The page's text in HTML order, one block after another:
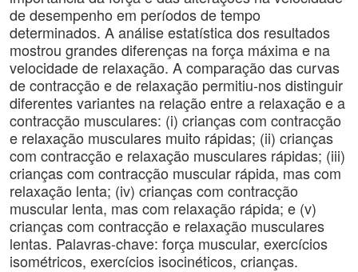
de desempenho em períodos de tempo
determinados. A análise estatística dos resultados
mostrou grandes diferenças na força máxima e na
velocidade de relaxação. A comparação das curvas
de contracção e de relaxação permitiu-nos distinguir
diferentes variantes na relação entre a relaxação e a
contracção musculares: (i) crianças com contracção
e relaxação musculares muito rápidas; (ii) crianças
com contracção e relaxação musculares rápidas; (iii)
crianças com contracção muscular rápida, mas com
relaxação lenta; (iv) crianças com contracção
muscular lenta, mas com relaxação rápida; e (v)
crianças com contracção e relaxação musculares
lentas. Palavras-chave: força muscular, exercícios
isométricos, exercícios isocinéticos, crianças.